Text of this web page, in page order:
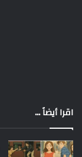
اقرا أيضاً ...